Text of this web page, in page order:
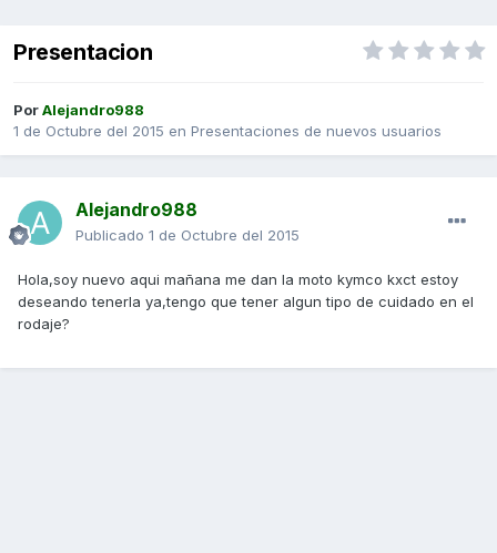
Presentacion
PorAlejandro988
1 de Octubre del 2015 en Presentaciones de nuevos usuarios
Alejandro988
Publicado 1 de Octubre del 2015
Hola,soy nuevo aqui mañana me dan la moto kymco kxct estoy
deseando tenerla ya,tengo que tener algun tipo de cuidado en el
rodaje?